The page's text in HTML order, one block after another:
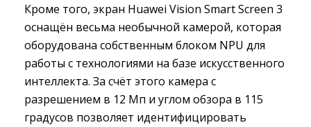
Кроме того, экран Huawei Vision Smart Screen 3
оснащён весьма необычной камерой, которая
оборудована собственным блоком NPU для
работы с технологиями на базе искусственного
интеллекта. За счёт этого камера с
разрешением в 12 Мп и углом обзора в 115
градусов позволяет идентифицировать